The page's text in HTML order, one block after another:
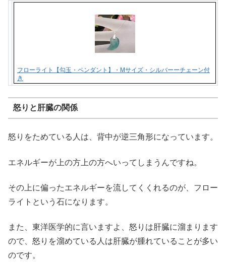
フローライト【勾玉・ペンダント】・Mサイズ・シルバーーチェーン付
き
怒りと肝臓の関係
怒りをためている人は、背中が逆三角形になっています。
エネルギーが上の方上の方へいってしまうんですね。
その上に偏ったエネルギーを流してくくれるのが、フロー
ライトという石になります。
また、東洋医学的に言いますよ、怒りは肝臓に溜まります
ので、怒りを溜めている人は肝臓が腫れていることが多い
のです。